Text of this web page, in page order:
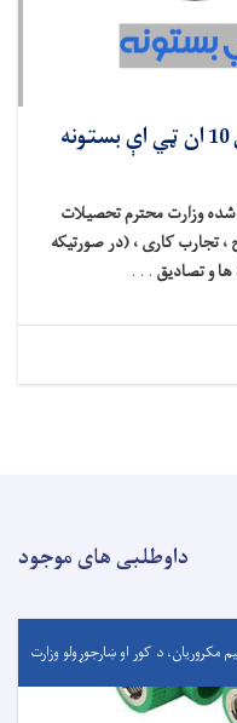
د کور او ښار جوړولو وزارت خپل 10 ان ټي اې بستونه
شده وزارت محترم تحصیلات
، تجارب کاری ، (در صورتیکه
ها و تصادیق . . .
داوطلبی های موجود
مکروریان، د کور او ښارجوړولو وزارت